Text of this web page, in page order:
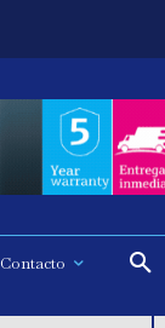
Contacto